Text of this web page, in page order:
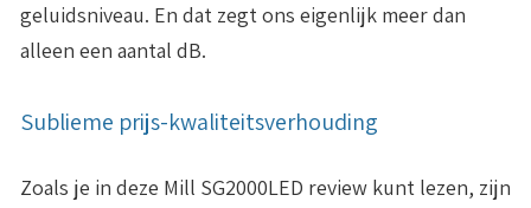
geluidsniveau. En dat zegt ons eigenlijk meer dan
alleen een aantal dB.
Sublieme prijs-kwaliteitsverhouding
Zoals je in deze Mill SG2000LED review kunt lezen, zijn